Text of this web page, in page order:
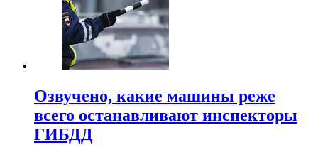
Озвучено, какие машины реже
всего останавливают инспекторы
ГИБДД